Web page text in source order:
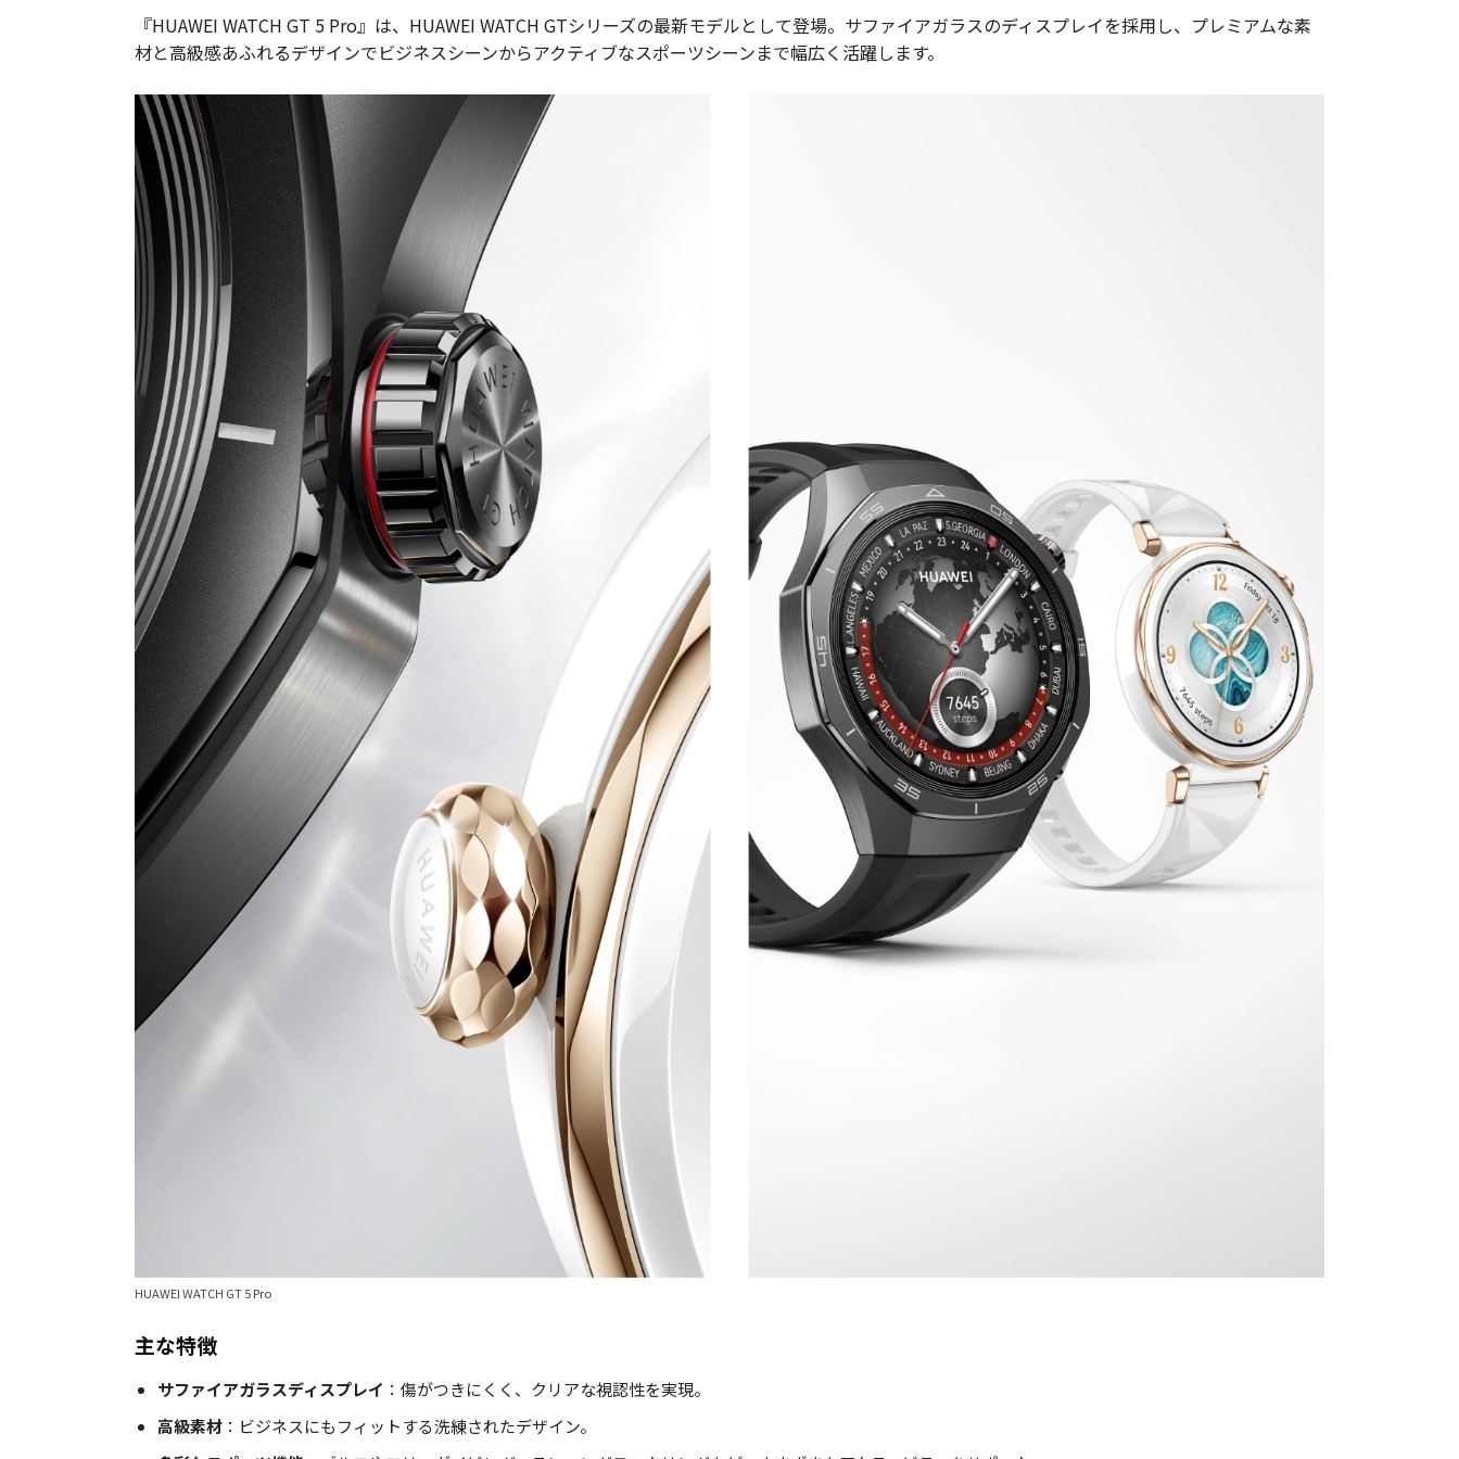
『HUAWEI WATCH GT 5 Pro』は、HUAWEI WATCH GTシリーズの最新モデルとして登場。サファイアガラスのディスプレイを採用し、プレミアムな素
材と高級感あふれるデザインでビジネスシーンからアクティブなスポーツシーンまで幅広く活躍します。
HUAWEI WATCH GT 5 Pro
主な特徴
サファイアガラスディスプレイ ：傷がつきにくく、クリアな視認性を実現。
高級素材 ：ビジネスにもフィットする洗練されたデザイン。